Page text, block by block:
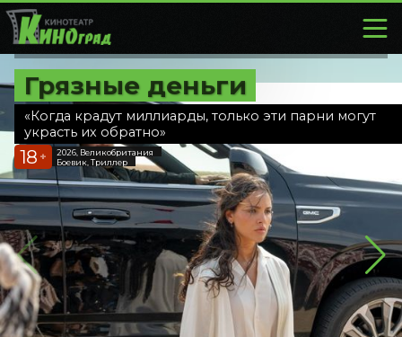
Грязные деньги
«Когда крадут миллиарды, только эти парни могут
украсть их обратно»
18 +
2026, Великобритания
Боевик, Триллер